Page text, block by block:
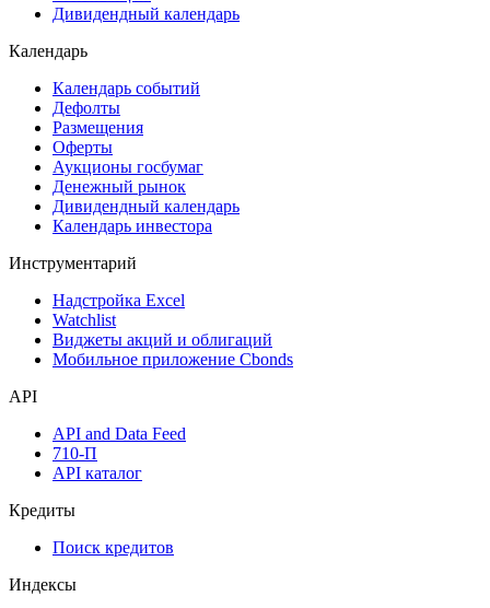
Дивидендный календарь
Календарь
Календарь событий
Дефолты
Размещения
Оферты
Аукционы госбумаг
Денежный рынок
Дивидендный календарь
Календарь инвестора
Инструментарий
Надстройка Excel
Watchlist
Виджеты акций и облигаций
Мобильное приложение Cbonds
API
API and Data Feed
710-П
API каталог
Кредиты
Поиск кредитов
Индексы